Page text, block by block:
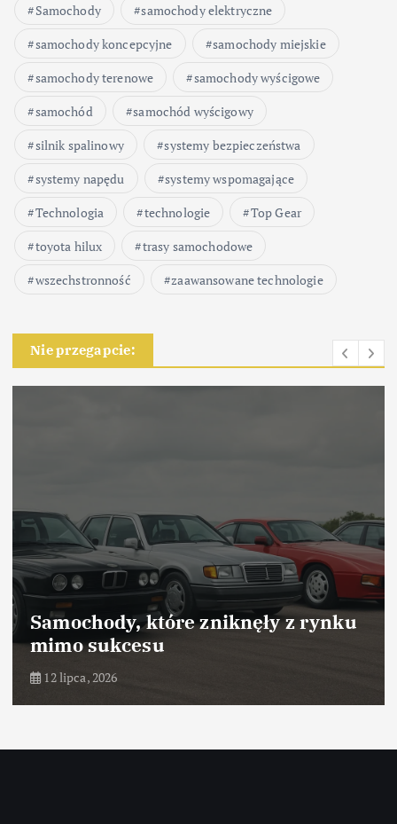
Samochody
samochody elektryczne
samochody koncepcyjne
samochody miejskie
samochody terenowe
samochody wyścigowe
samochód
samochód wyścigowy
silnik spalinowy
systemy bezpieczeństwa
systemy napędu
systemy wspomagające
Technologia
technologie
Top Gear
toyota hilux
trasy samochodowe
wszechstronność
zaawansowane technologie
Nie przegapcie:
Samochody, które odniosły sukces
dzięki marketingowi
10 lipca, 2026